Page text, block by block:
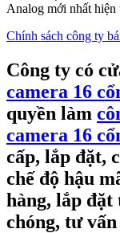
Analog mới nhất hiện
Chính sách công ty
Công ty có
camera 16
quyền làm
camera 16
cấp, lắp đặt,
chế độ hậu
hàng, lắp
chóng, tư